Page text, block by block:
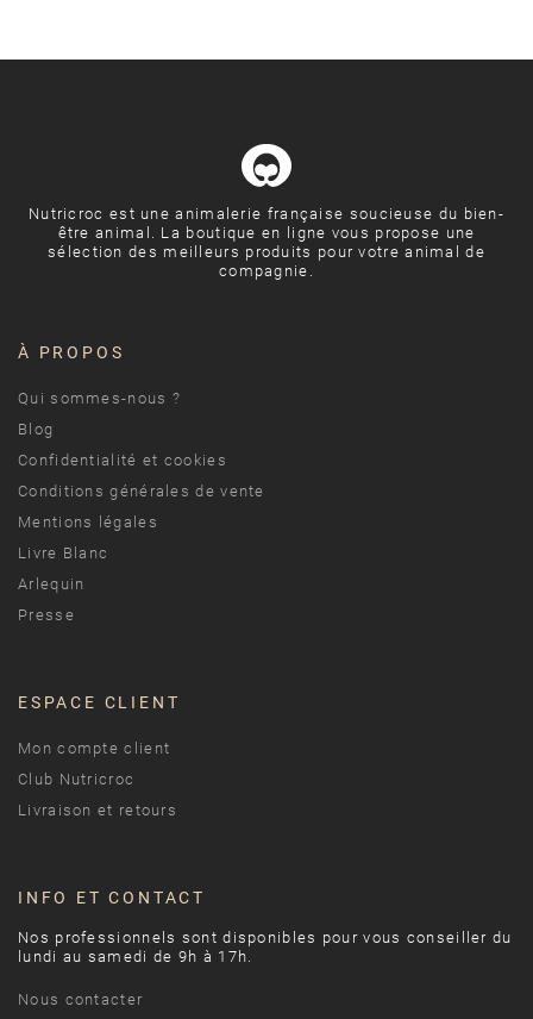
Nutricroc est une animalerie française soucieuse du bien-
être animal. La boutique en ligne vous propose une
sélection des meilleurs produits pour votre animal de
compagnie.
À PROPOS
Qui sommes-nous ?
Blog
Confidentialité et cookies
Conditions générales de vente
Mentions légales
Livre Blanc
Arlequin
Presse
ESPACE CLIENT
Mon compte client
Club Nutricroc
Livraison et retours
INFO ET CONTACT
Nos professionnels sont disponibles pour vous conseiller du
lundi au samedi de 9h à 17h.
Nous contacter